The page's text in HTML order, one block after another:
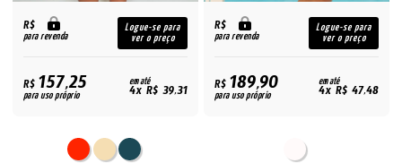
R$
para revenda
Logue-se para
ver o preço
R$157,25
para uso próprio
em até
4x R$ 39,31
R$
para revenda
Logue-se para
ver o preço
R$189,90
para uso próprio
em até
4x R$ 47,48